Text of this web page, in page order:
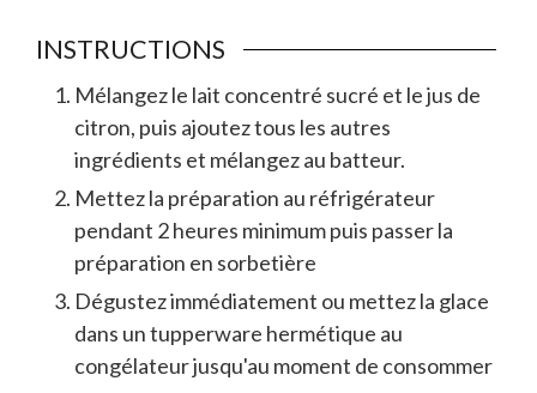
INSTRUCTIONS
Mélangez le lait concentré sucré et le jus de
citron, puis ajoutez tous les autres
ingrédients et mélangez au batteur.
Mettez la préparation au réfrigérateur
pendant 2 heures minimum puis passer la
préparation en sorbetière
Dégustez immédiatement ou mettez la glace
dans un tupperware hermétique au
congélateur jusqu'au moment de consommer